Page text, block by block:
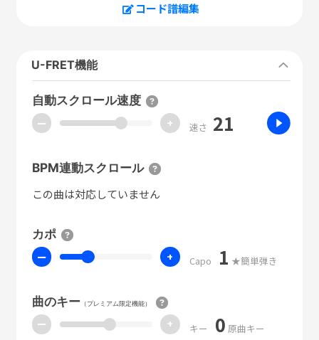
コード譜編集
U-FRET機能
自動スクロール速度
ー + 速さ 21
BPM連動スクロール
この曲は対応していません
カポ
ー + Capo 1 ★簡単弾き
曲のキー（プレミアム限定機能）
ー + キー 0 原曲キー